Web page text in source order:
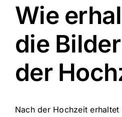
FAQ
Instagram
Facebook
Wie
die
der
Nach der Hochzeit